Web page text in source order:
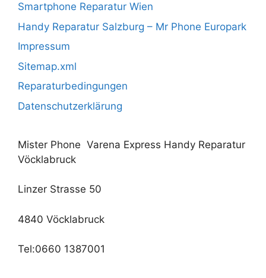
Smartphone Reparatur Wien
Handy Reparatur Salzburg – Mr Phone Europark
Impressum
Sitemap.xml
Reparaturbedingungen
Datenschutzerklärung
Mister Phone Varena Express Handy Reparatur
Vöcklabruck
Linzer Strasse 50
4840 Vöcklabruck
Tel:0660 1387001